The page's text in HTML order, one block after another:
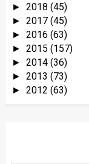
► 2018 (45)
► 2017 (45)
► 2016 (63)
► 2015 (157)
► 2014 (36)
► 2013 (73)
► 2012 (63)